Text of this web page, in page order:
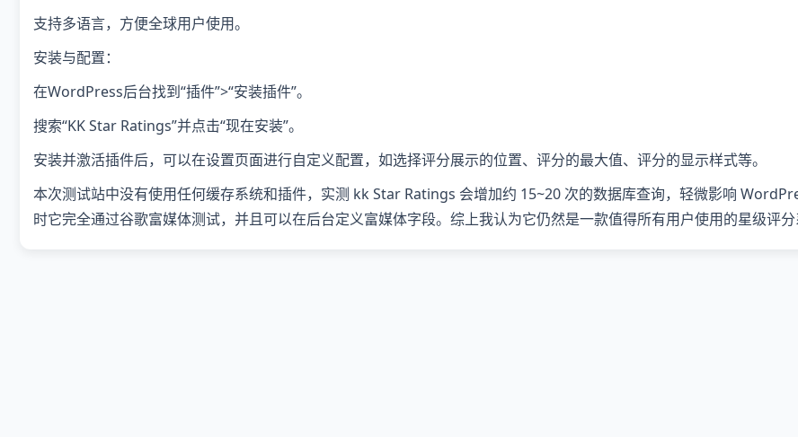
支持多语言，方便全球用户使用。
安装与配置：
在WordPress后台找到“插件”>“安装插件”。
搜索“KK Star Ratings”并点击“现在安装”。
安装并激活插件后，可以在设置页面进行自定义配置，如选择评分展示的位置、评分的最大值、评分的显示样式等。
本次测试站中没有使用任何缓存系统和插件，实测 kk Star Ratings 会增加约 15~20 次的数据库查询，轻微影响
时它完全通过谷歌富媒体测试，并且可以在后台定义富媒体字段。综上我认为它仍然是一款值得所有用户使用的星级评分